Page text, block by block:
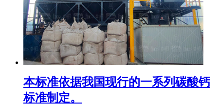
本标准依据我国现行的一系列碳酸钙
标准制定。